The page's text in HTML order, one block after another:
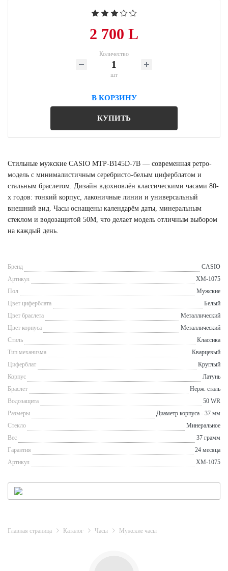
2 700 L
Количество
шт
В КОРЗИНУ
КУПИТЬ
Стильные мужские CASIO MTP-B145D-7B — современная ретро-
модель с минималистичным серебристо-белым циферблатом и
стальным браслетом. Дизайн вдохновлён классическими часами 80-
х годов: тонкий корпус, лаконичные линии и универсальный
внешний вид. Часы оснащены календарём даты, минеральным
стеклом и водозащитой 50M, что делает модель отличным выбором
на каждый день.
Бренд
CASIO
Артикул
XM-1075
Пол
Мужские
Цвет циферблата
Белый
Цвет браслета
Металлический
Цвет корпуса
Металлический
Стиль
Классика
Тип механизма
Кварцевый
Циферблат
Круглый
Корпус
Латунь
Браслет
Нерж. сталь
Водозащита
50 WR
Размеры
Диаметр корпуса - 37 мм
Стекло
Минеральное
Вес
37 грамм
Гарантия
24 месяца
Артикул
XM-1075
Главная страница Каталог Часы Мужские часы